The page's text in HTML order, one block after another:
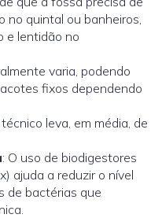
no quintal ou banheiros,
e lentidão no
varia, podendo
fixos dependendo
leva, em média, de
: O uso de biodigestores
) ajuda a reduzir o nível
de bactérias que